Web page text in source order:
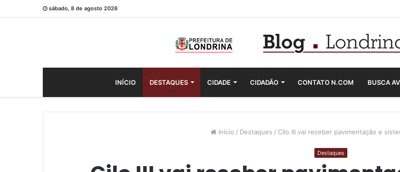
sábado, 8 de agosto 2026
INÍCIO DESTAQUES CIDADE CIDADÃO CONTATO N.COM BUSCA
Início / Destaques / Cilo III vai receber pavimentação e
Destaques